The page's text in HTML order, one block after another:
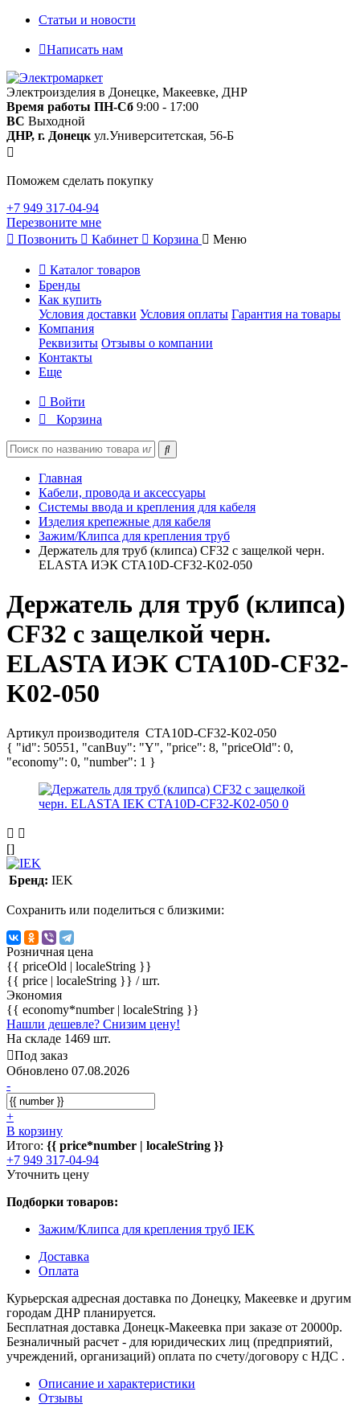
Статьи и новости
Написать нам
Электроизделия в Донецке, Макеевке, ДНР
Время работы ПН-Сб 9:00 - 17:00
ВС Выходной
ДНР, г. Донецк ул.Университетская, 56-Б
Поможем сделать покупку
+7 949 317-04-94
Перезвоните мне
Позвонить
Кабинет Корзина Меню
Каталог товаров
Бренды
Как купить
Условия доставки Условия оплаты Гарантия на товары
Компания
Реквизиты Отзывы о компании
Контакты
Еще
Войти
Корзина
Главная
Кабели, провода и аксессуары
Системы ввода и крепления для кабеля
Изделия крепежные для кабеля
Зажим/Клипса для крепления труб
Держатель для труб (клипса) CF32 с защелкой черн.
ELASTA ИЭК CTA10D-CF32-K02-050
Держатель для труб (клипса)
CF32 с защелкой черн.
ELASTA ИЭК CTA10D-CF32-
K02-050
Артикул производителя CTA10D-CF32-K02-050
{ "id": 50551, "canBuy": "Y", "price": 8, "priceOld": 0,
"economy": 0, "number": 1 }
[]
Бренд: IEK
Сохранить или поделиться с близкими:
Розничная цена
{{ priceOld | localeString }}
{{ price | localeString }} / шт.
Экономия
{{ economy*number | localeString }}
Нашли дешевле? Снизим цену!
На складе 1469 шт.
Под заказ
Обновлено 07.08.2026
-
+
В корзину
Итого: {{ price*number | localeString }}
+7 949 317-04-94
Уточнить цену
Подборки товаров:
Зажим/Клипса для крепления труб IEK
Доставка
Оплата
Курьерская адресная доставка по Донецку, Макеевке и другим
городам ДНР планируется.
Бесплатная доставка Донецк-Макеевка при заказе от 20000р.
Безналичный расчет - для юридических лиц (предприятий,
учреждений, организаций) оплата по счету/договору с НДС .
Описание и характеристики
Отзывы